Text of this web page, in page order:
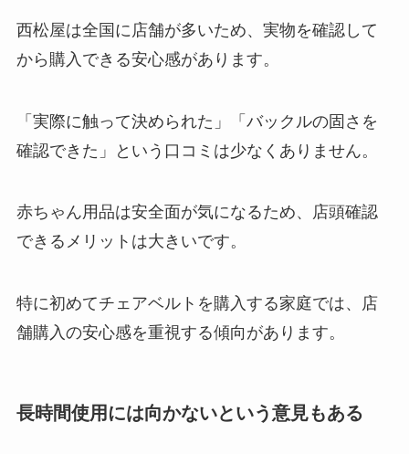
西松屋は全国に店舗が多いため、実物を確認して
から購入できる安心感があります。
「実際に触って決められた」「バックルの固さを
確認できた」という口コミは少なくありません。
赤ちゃん用品は安全面が気になるため、店頭確認
できるメリットは大きいです。
特に初めてチェアベルトを購入する家庭では、店
舗購入の安心感を重視する傾向があります。
長時間使用には向かないという意見もある